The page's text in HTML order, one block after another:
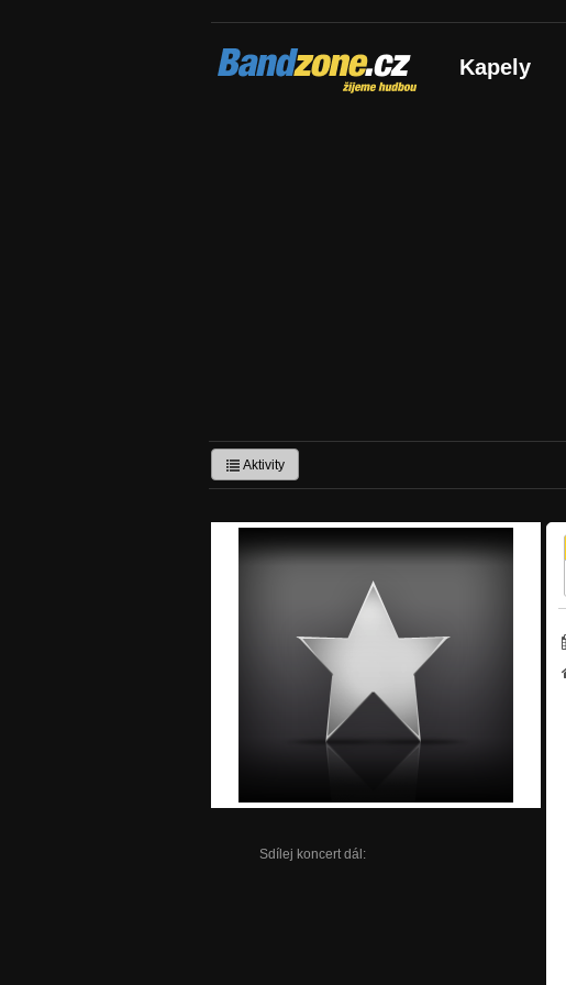
Bandzone.cz
žijeme hudbou Kapely
Aktivity
Sdílej koncert dál: